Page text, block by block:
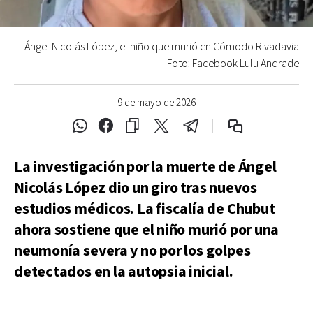
9 de mayo de 2026
Ángel Nicolás López, el niño que murió en Cómodo Rivadavia
Foto: Facebook Lulu Andrade
La investigación por la muerte de Ángel
Nicolás López dio un giro tras nuevos
estudios médicos. La fiscalía de Chubut
ahora sostiene que el niño murió por una
neumonía severa y no por los golpes
detectados en la autopsia inicial.